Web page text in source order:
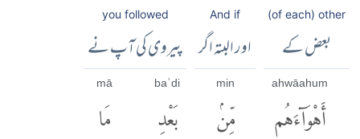
(of each) other
بعض کے
And if
اور البتہ اگر
you followed
پیروی کی آپ نے
ahwāahum
أَهْوَآءَهُم
min
مِّنۢ
baʿdi
بَعْدِ
mā
مَا